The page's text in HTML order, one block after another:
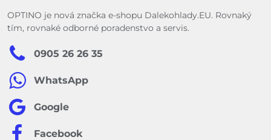
OPTINO je nová značka e-shopu Dalekohlady.EU. Rovnaký
tím, rovnaké odborné poradenstvo a servis.
0905 26 26 35
WhatsApp
Google
Facebook